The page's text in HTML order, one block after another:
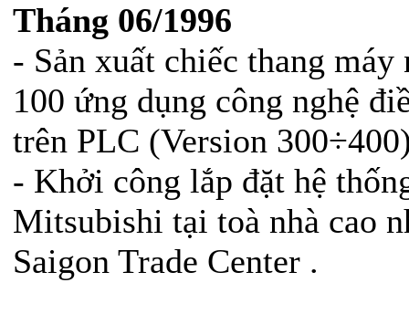
Tháng 06/1996
- Sản xuất chiếc thang
100 ứng dụng công nghệ
trên PLC (Version
- Khởi công lắp đặt hệ
Mitsubishi tại toà nhà cao
Saigon Trade Center .